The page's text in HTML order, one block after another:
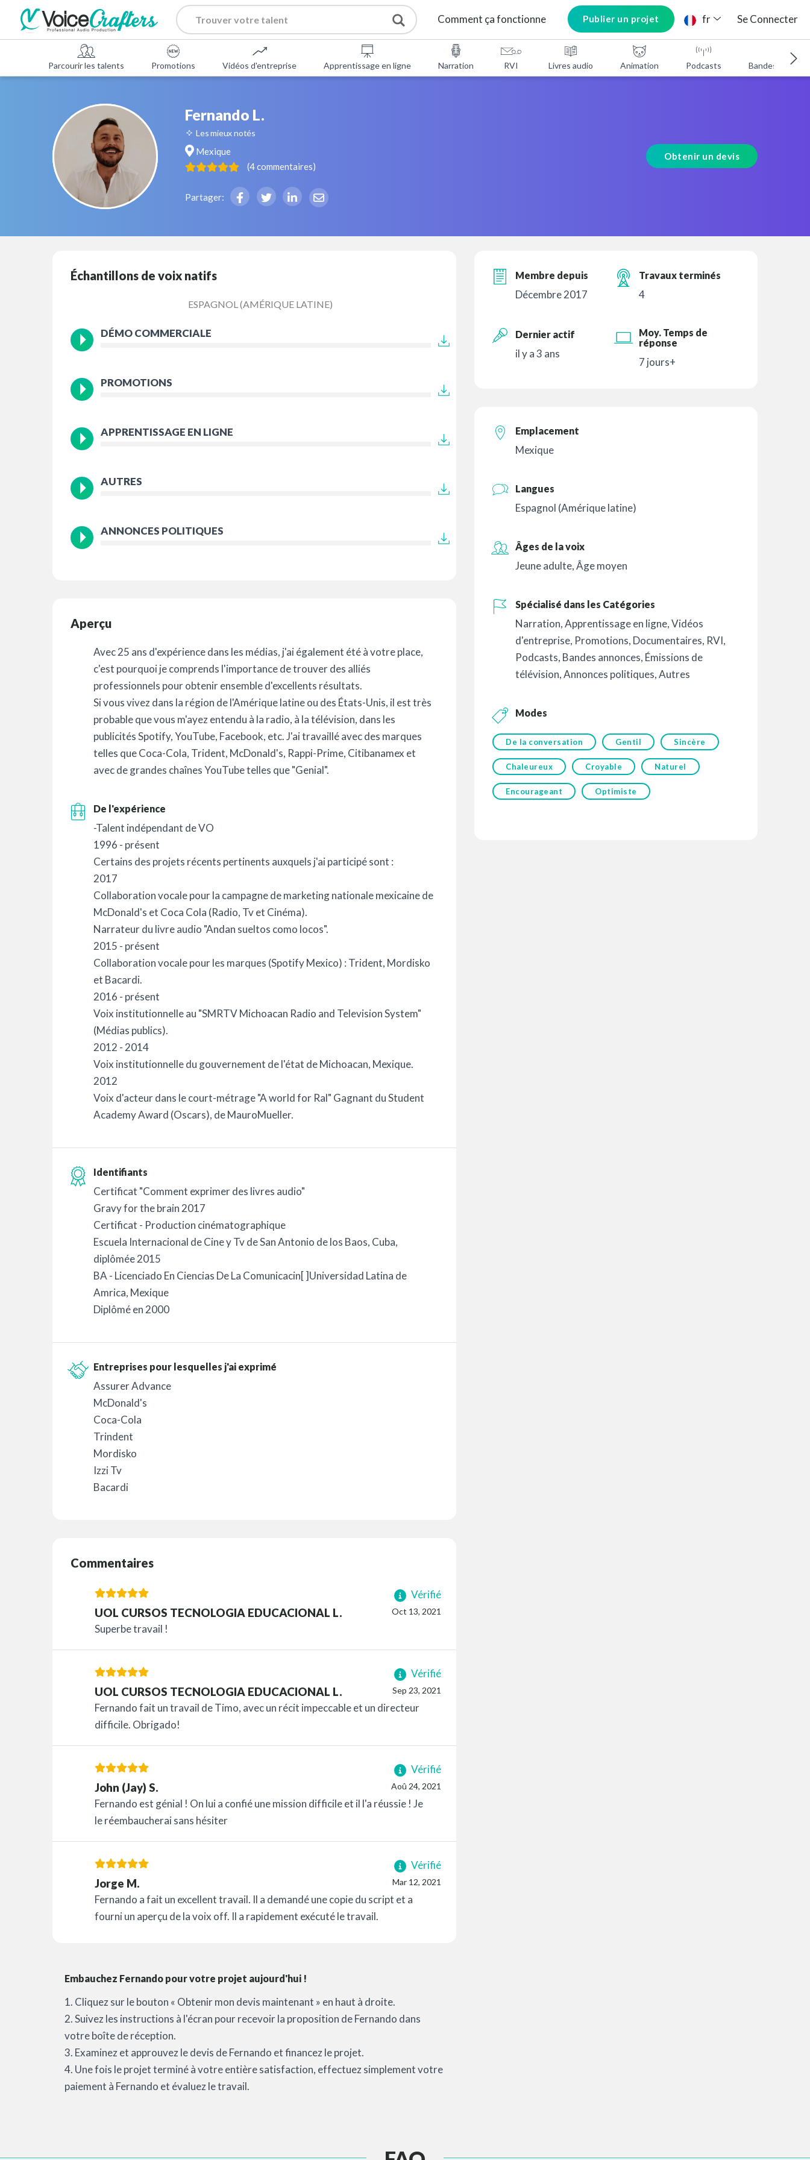
Comment ça fonctionne Publier un projet fr Se Connecter
Parcourir les talents Promotions Vidéos d'entreprise Apprentissage en ligne Narration RVI Livres audio Animation Podcasts Bandes
Fernando L.
Les mieux notés
Mexique
(4commentaires)
Partager:
Obtenir un devis
Échantillons de voix natifs
ESPAGNOL (AMÉRIQUE LATINE)
DÉMO COMMERCIALE
PROMOTIONS
APPRENTISSAGE EN LIGNE
AUTRES
ANNONCES POLITIQUES
Aperçu
Avec 25 ans d'expérience dans les médias, j'ai également été à votre place,
c'est pourquoi je comprends l'importance de trouver des alliés
professionnels pour obtenir ensemble d'excellents résultats.
Si vous vivez dans la région de l'Amérique latine ou des États-Unis, il est très
probable que vous m'ayez entendu à la radio, à la télévision, dans les
publicités Spotify, YouTube, Facebook, etc. J'ai travaillé avec des marques
telles que Coca-Cola, Trident, McDonald's, Rappi-Prime, Citibanamex et
avec de grandes chaînes YouTube telles que "Genial".
De l'expérience
-Talent indépendant de VO
1996 - présent
Certains des projets récents pertinents auxquels j'ai participé sont :
2017
Collaboration vocale pour la campagne de marketing nationale mexicaine de
McDonald's et Coca Cola (Radio, Tv et Cinéma).
Narrateur du livre audio "Andan sueltos como locos".
2015 - présent
Collaboration vocale pour les marques (Spotify Mexico) : Trident, Mordisko
et Bacardi.
2016 - présent
Voix institutionnelle au "SMRTV Michoacan Radio and Television System"
(Médias publics).
2012 - 2014
Voix institutionnelle du gouvernement de l'état de Michoacan, Mexique.
2012
Voix d'acteur dans le court-métrage "A world for Ral" Gagnant du Student
Academy Award (Oscars), de MauroMueller.
Identifiants
Certificat "Comment exprimer des livres audio"
Gravy for the brain 2017
Certificat - Production cinématographique
Escuela Internacional de Cine y Tv de San Antonio de los Baos, Cuba,
diplômée 2015
BA - Licenciado En Ciencias De La Comunicacin[ ]Universidad Latina de
Amrica, Mexique
Diplômé en 2000
Entreprises pour lesquelles j'ai exprimé
Assurer Advance
McDonald's
Coca-Cola
Trindent
Mordisko
Izzi Tv
Bacardi
Commentaires
Vérifié
Oct 13, 2021
UOL CURSOS TECNOLOGIA EDUCACIONAL L.
Superbe travail !
Vérifié
Sep 23, 2021
UOL CURSOS TECNOLOGIA EDUCACIONAL L.
Fernando fait un travail de Timo, avec un récit impeccable et un directeur
difficile. Obrigado!
Vérifié
Aoû 24, 2021
John (Jay) S.
Fernando est génial ! On lui a confié une mission difficile et il l'a réussie ! Je
le réembaucherai sans hésiter
Vérifié
Mar 12, 2021
Jorge M.
Fernando a fait un excellent travail. Il a demandé une copie du script et a
fourni un aperçu de la voix off. Il a rapidement exécuté le travail.
Embauchez Fernando pour votre projet aujourd'hui !
1. Cliquez sur le bouton « Obtenir mon devis maintenant » en haut à droite.
2. Suivez les instructions à l'écran pour recevoir la proposition de Fernando dans
votre boîte de réception.
3. Examinez et approuvez le devis de Fernando et financez le projet.
4. Une fois le projet terminé à votre entière satisfaction, effectuez simplement votre
paiement à Fernando et évaluez le travail.
Membre depuis
Décembre 2017
Travaux terminés
4
Dernier actif
il y a 3 ans
Moy. Temps de
réponse
7 jours+
Emplacement
Mexique
Langues
Espagnol (Amérique latine)
Âges de la voix
Jeune adulte,Âge moyen
Spécialisé dans les Catégories
Narration,Apprentissage en ligne,Vidéos
d'entreprise, Promotions, Documentaires, RVI,
Podcasts, Bandes annonces, Émissions de
télévision,Annonces politiques,Autres
Modes
De la conversation Gentil Sincère
Chaleureux Croyable Naturel
Encourageant Optimiste